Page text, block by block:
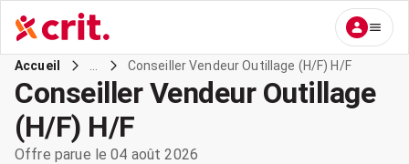
Accueil Conseiller Vendeur Outillage (H/F) H/F
Conseiller Vendeur Outillage
(H/F) H/F
Offre parue le 04 août 2026